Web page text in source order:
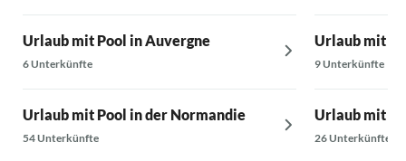
Urlaub mit Pool in Auvergne
6 Unterkünfte
Urlaub mit Pool in der Normandie
54 Unterkünfte
Urlaub mit
9 Unterkünfte
Urlaub mit
26 Unterkünfte